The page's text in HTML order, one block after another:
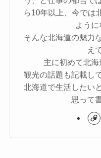
ら10年以上、今では
ように
そんな北海道の魅力
え
主に初めて北海
観光の話題も記載し
北海道で生活したい
思って